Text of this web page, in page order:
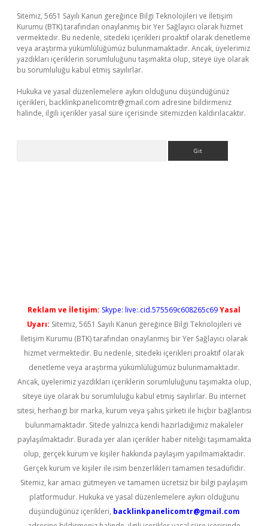
Sitemiz, 5651 Sayılı Kanun gereğince Bilgi Teknolojileri ve İletişim
Kurumu (BTK) tarafından onaylanmış bir Yer Sağlayıcı olarak hizmet
vermektedir. Bu nedenle, sitedeki içerikleri proaktif olarak denetleme
veya araştırma yükümlülüğümüz bulunmamaktadır. Ancak, üyelerimiz
yazdıkları içeriklerin sorumluluğunu taşımakta olup, siteye üye olarak
bu sorumluluğu kabul etmiş sayılırlar.
Hukuka ve yasal düzenlemelere aykırı olduğunu düşündüğünüz
içerikleri, backlinkpanelicomtr@gmail.com adresine bildirmeniz
halinde, ilgili içerikler yasal süre içerisinde sitemizden kaldırılacaktır.
Reklam ve İletişim: Skype: live:.cid.575569c608265c69Yasal
Uyarı: Sitemiz, 5651 Sayılı Kanun gereğince Bilgi Teknolojileri ve
İletişim Kurumu (BTK) tarafından onaylanmış bir Yer Sağlayıcı olarak
hizmet vermektedir. Bu nedenle, sitedeki içerikleri proaktif olarak
denetleme veya araştırma yükümlülüğümüz bulunmamaktadır.
Ancak, üyelerimiz yazdıkları içeriklerin sorumluluğunu taşımakta olup,
siteye üye olarak bu sorumluluğu kabul etmiş sayılırlar. Bu internet
sitesi, herhangi bir marka, kurum veya şahıs şirketi ile hiçbir bağlantısı
bulunmamaktadır. Sitede yalnızca kendi hazırladığımız makaleler
paylaşılmaktadır. Burada yer alan içerikler haber niteliği taşımamakta
olup, gerçek kurum ve kişiler hakkında paylaşım yapılmamaktadır.
Gerçek kurum ve kişiler ile isim benzerlikleri tamamen tesadüfidir.
Sitemiz, kar amacı gütmeyen ve tamamen ücretsiz bir bilgi paylaşım
platformudur. Hukuka ve yasal düzenlemelere aykırı olduğunu
düşündüğünüz içerikleri, backlinkpanelicomtr@gmail.com